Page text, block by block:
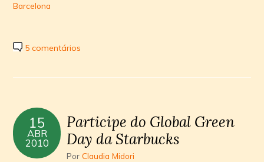
Barcelona
5 comentários
15
ABR
2010
Participe do Global Green
Day da Starbucks
PorClaudia Midori